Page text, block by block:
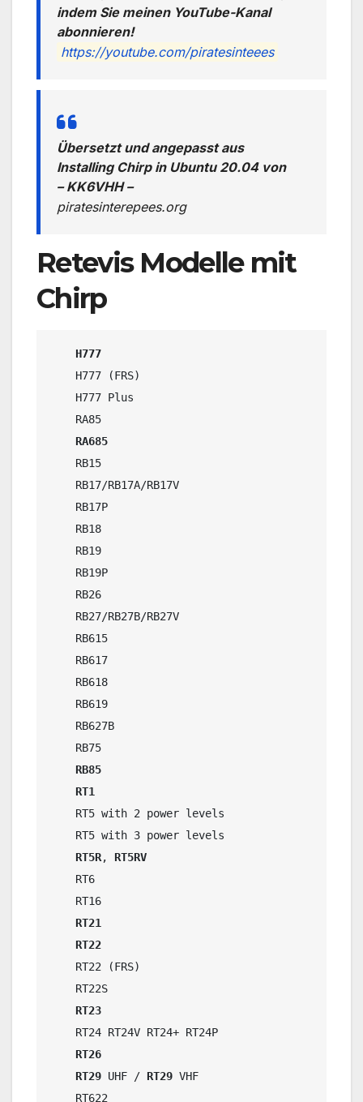
indem Sie meinen YouTube-Kanal
abonnieren!
https://youtube.com/piratesinteees
Übersetzt und angepasst aus
Installing Chirp in Ubuntu 20.04von
– KK6VHH –
piratesinterepees.org
Retevis Modelle mit
Chirp
H777
RA685
RB85
RT1
RT5R, RT5RV
RT21
RT22
RT23
RT26
RT29 UHF / RT29 VHF